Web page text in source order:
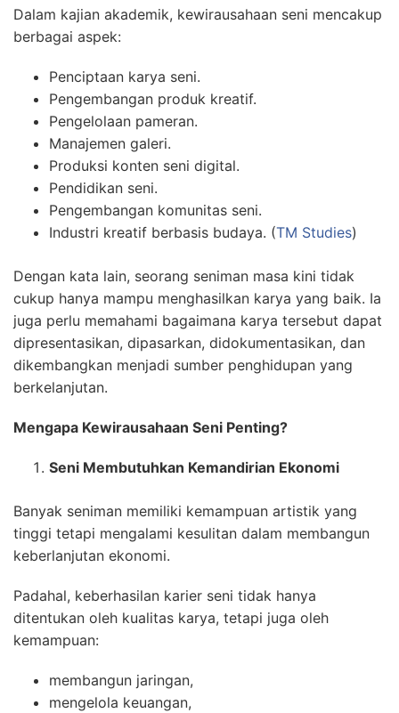
Dalam kajian akademik, kewirausahaan seni mencakup
berbagai aspek:
Penciptaan karya seni.
Pengembangan produk kreatif.
Pengelolaan pameran.
Manajemen galeri.
Produksi konten seni digital.
Pendidikan seni.
Pengembangan komunitas seni.
Industri kreatif berbasis budaya. (TM Studies)
Dengan kata lain, seorang seniman masa kini tidak
cukup hanya mampu menghasilkan karya yang baik. Ia
juga perlu memahami bagaimana karya tersebut dapat
dipresentasikan, dipasarkan, didokumentasikan, dan
dikembangkan menjadi sumber penghidupan yang
berkelanjutan.
Mengapa Kewirausahaan Seni Penting?
Seni Membutuhkan Kemandirian Ekonomi
Banyak seniman memiliki kemampuan artistik yang
tinggi tetapi mengalami kesulitan dalam membangun
keberlanjutan ekonomi.
Padahal, keberhasilan karier seni tidak hanya
ditentukan oleh kualitas karya, tetapi juga oleh
kemampuan:
membangun jaringan,
mengelola keuangan,